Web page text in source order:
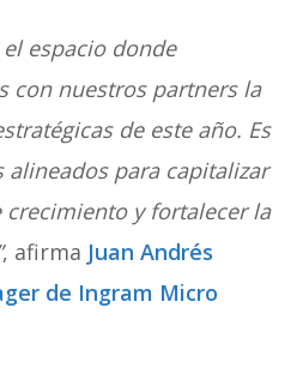
el espacio donde
con nuestros partners la
de este año. Es
alineados para capitalizar
y fortalecer la
, afirma Juan Andrés
de Ingram Micro